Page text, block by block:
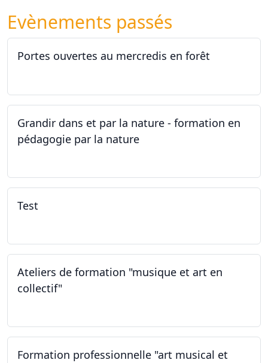
Evènements passés
Portes ouvertes au mercredis en forêt
Grandir dans et par la nature - formation en
pédagogie par la nature
Test
Ateliers de formation "musique et art en
collectif"
Formation professionnelle "art musical et